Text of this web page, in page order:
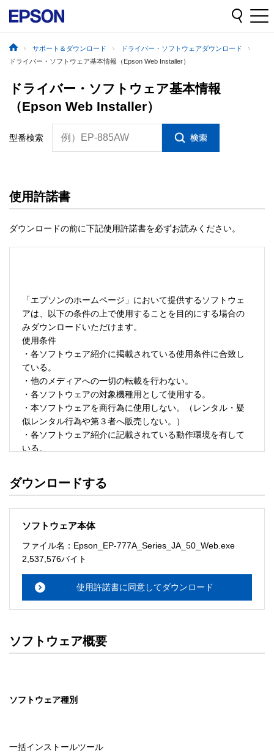
サポート＆ダウンロード
ドライバー・ソフトウェアダウンロード
ドライバー・ソフトウェア基本情報（Epson Web Installer）
ドライバー・ソフトウェア基本情報
（Epson Web Installer）
型番検索 例）EP-885AW
使用許諾書
ダウンロードの前に下記使用許諾書を必ずお読みください。
「エプソンのホームページ」において提供するソフトウェ
アは、以下の条件の上で使用することを目的にする場合の
みダウンロードいただけます。
使用条件
・各ソフトウェア紹介に掲載されている使用条件に合致し
ている。
・他のメディアへの一切の転載を行わない。
・各ソフトウェアの対象機種用として使用する。
・本ソフトウェアを商行為に使用しない。（レンタル・疑
似レンタル行為や第３者へ販売しない。）
・各ソフトウェア紹介に記載されている動作環境を有して
いる。
・ソフトウェアを改変、またはリバースエンジニアリング
ソフトウェアのサポート
・本サーバでは、ユーザーサポートは行いません。搭載ソ
メーションセンターまでお願い
ルをお読み下さい。
ソフトウェアの保証範囲
・ソフトウェアのダウンロード・導入はお客様の責任にお
セイコーエプソン株式会社に帰属します。
ダウンロードする
ソフトウェア本体
ファイル名：Epson_EP-777A_Series_JA_50_Web.exe
2,537,576バイト
使用許諾書に同意してダウンロード
ソフトウェア概要
ソフトウェア種別
一括インストールツール